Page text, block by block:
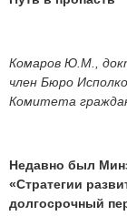
Комаров Ю.М.,
член Бюро
Комитета
Недавно был
«Стратегии
долгосрочный